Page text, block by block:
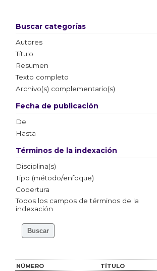
Buscar categorías
Autores
Título
Resumen
Texto completo
Archivo(s) complementario(s)
Fecha de publicación
De
Hasta
Términos de la indexación
Disciplina(s)
Tipo (método/enfoque)
Cobertura
Todos los campos de términos de la
indexación
NÚMERO TÍTULO